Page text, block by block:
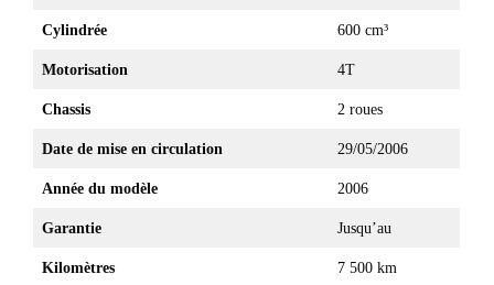
Cylindrée 600 cm³
Motorisation 4T
Chassis 2 roues
Date de mise en circulation 29/05/2006
Année du modèle 2006
Garantie Jusqu’au
Kilomètres 7 500 km